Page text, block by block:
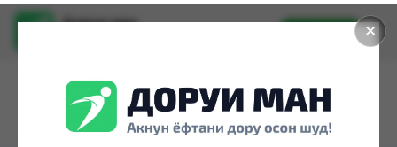
✕
Доруи ман
Установить